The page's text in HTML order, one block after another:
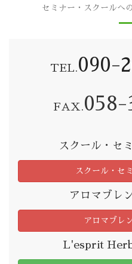
セミナー・スクールへ
TEL.090-
FAX.058-
スクール・セ
スクール・セ
アロマブレ
アロマブレ
L'esprit